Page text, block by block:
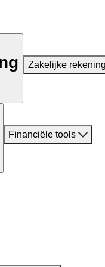
Zakelijke
Financiële tools